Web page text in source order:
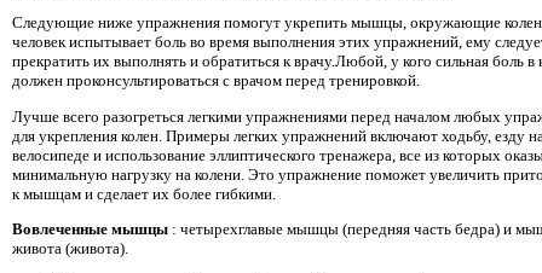
Следующие ниже упражнения помогут укрепить мышцы, окружающие
человек испытывает боль во время выполнения этих упражнений, ему
прекратить их выполнять и обратиться к врачу.Любой, у кого сильная боль в
должен проконсультироваться с врачом перед тренировкой.
Лучше всего разогреться легкими упражнениями перед началом любых
для укрепления колен. Примеры легких упражнений включают ходьбу, езду
велосипеде и использование эллиптического тренажера, все из которых
минимальную нагрузку на колени. Это упражнение поможет увеличить
к мышцам и сделает их более гибкими.
Вовлеченные мышцы : четырехглавые мышцы (передняя часть бедра) и
живота (живота).